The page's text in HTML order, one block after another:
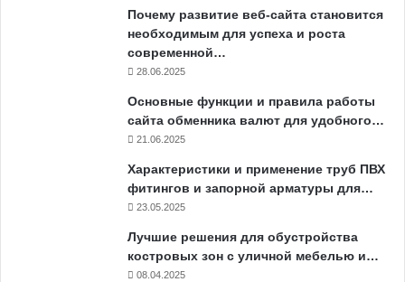
Почему развитие веб-сайта становится
необходимым для успеха и роста
современной…
28.06.2025
Основные функции и правила работы
сайта обменника валют для удобного…
21.06.2025
Характеристики и применение труб ПВХ
фитингов и запорной арматуры для…
23.05.2025
Лучшие решения для обустройства
костровых зон с уличной мебелью и…
08.04.2025